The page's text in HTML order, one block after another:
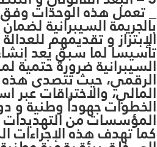
بالجريمة السيبرانية
الإبتزاز و تقديمهم
تأسيسا لما سبق يُعد
السيبرانية ضرورة حتمية
الرقمي، حيث تتصدى هذه
المالي، والاختراقات عبر
الخطوات جهوداً وطنية و
المؤسسات من التهديدات
كما تهدف هذه